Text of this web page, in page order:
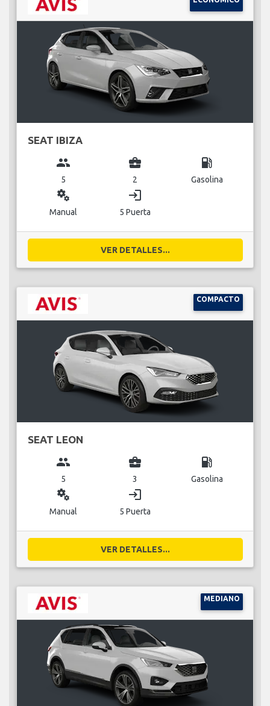
SEAT IBIZA
group
5
business_center
2
local_gas_station
Gasolina
miscellaneous_services
Manual
login
5 Puerta
VER DETALLES...
COMPACTO
SEAT LEON
group
5
business_center
3
local_gas_station
Gasolina
miscellaneous_services
Manual
login
5 Puerta
VER DETALLES...
MEDIANO